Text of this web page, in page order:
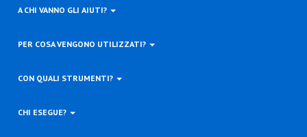
A CHI VANNO GLI AIUTI?
PER COSA VENGONO UTILIZZATI?
CON QUALI STRUMENTI?
CHI ESEGUE?